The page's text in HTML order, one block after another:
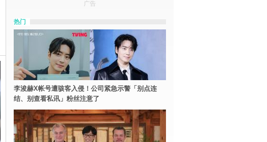
广告
热门
李浚赫X帐号遭骇客入侵！公司紧急示警「别点连
结、别查看私讯」粉丝注意了